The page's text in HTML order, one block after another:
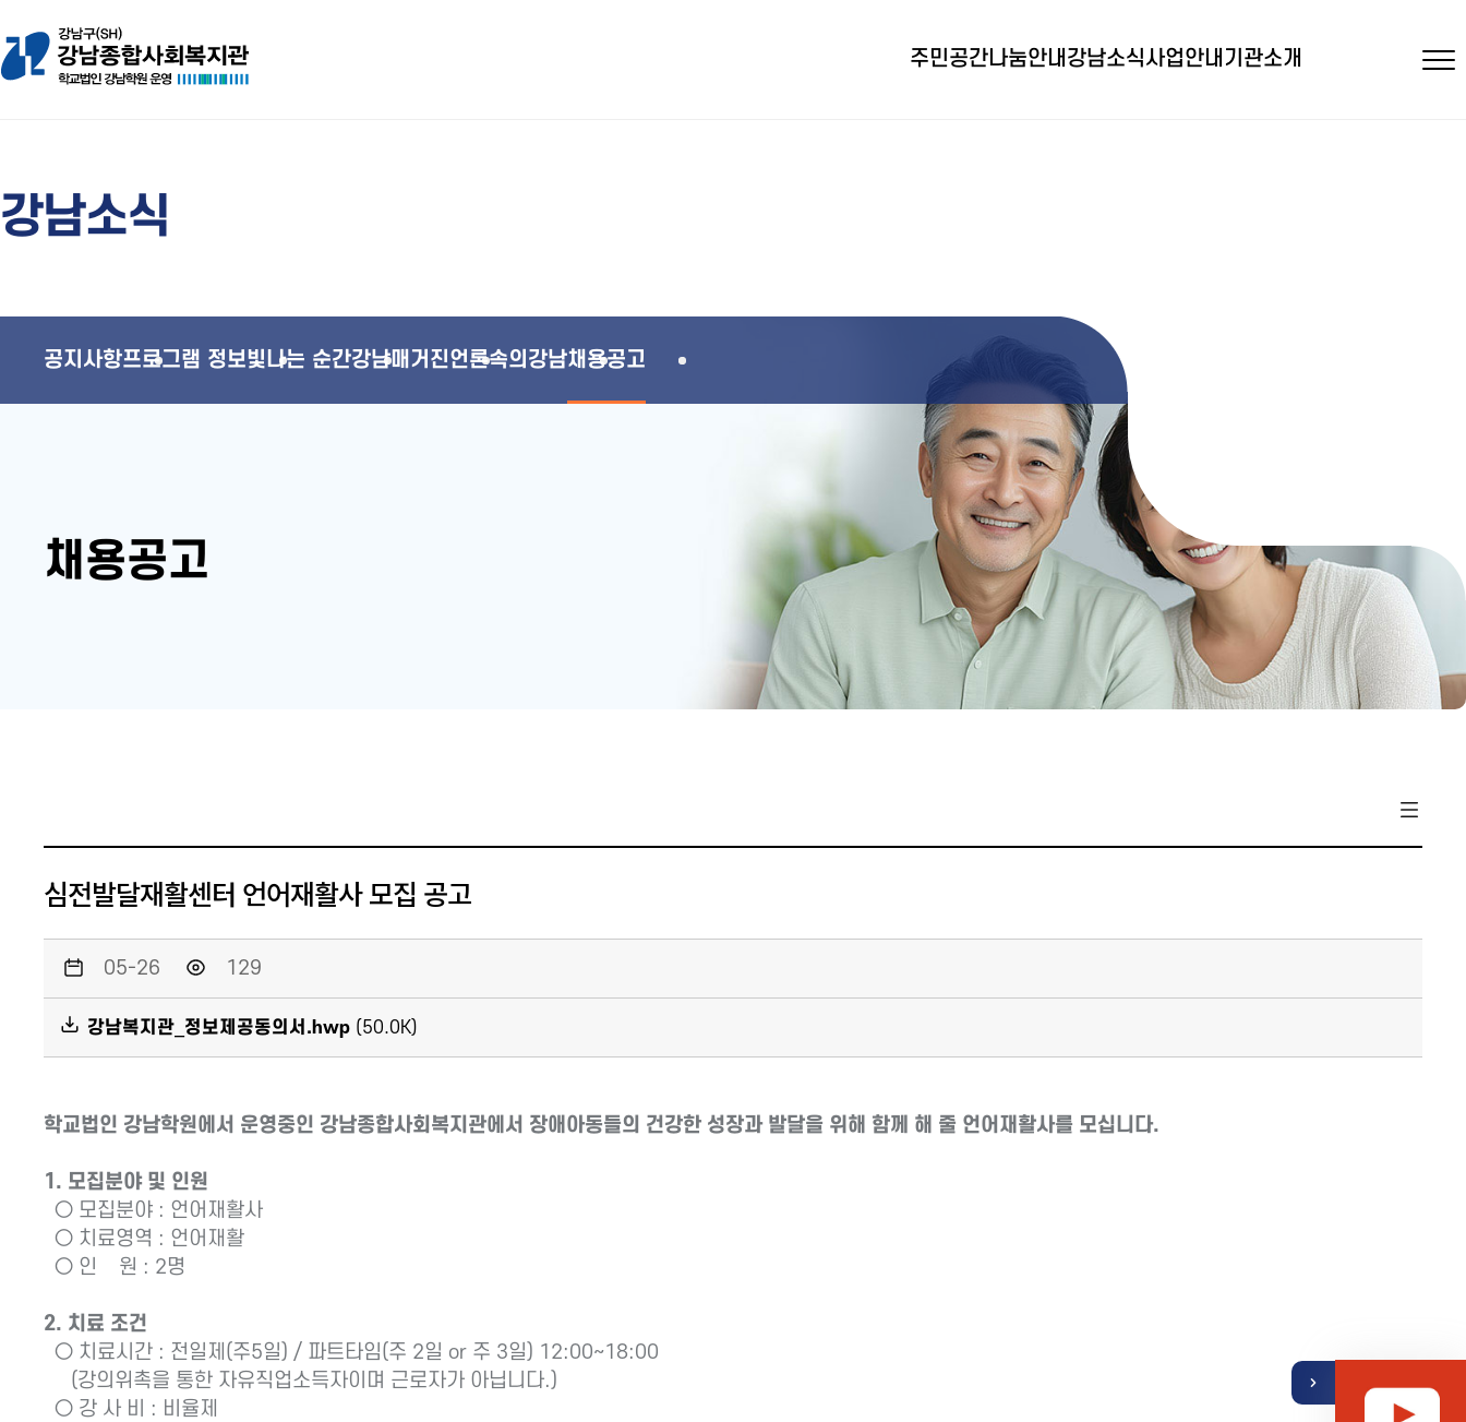
주민공간나눔안내 강남소식사업안내 기관소개
강남소식
공지사항프로그램 정보빛나는 순간강남매거진언론속의강남채용공고
채용공고
심전발달재활센터 언어재활사 모집 공고
05-26 129
강남복지관_정보제공동의서.hwp (50.0K)
학교법인 강남학원에서 운영중인 강남종합사회복지관에서 장애아동들의 건강한 성장과 발달을 위해 함께 해 줄 언어재활사를 모십니다.
1. 모집분야 및 인원
○ 모집분야 : 언어재활사
○ 치료영역 : 언어재활
○ 인 원 : 2명
2. 치료 조건
○ 치료시간 : 전일제(주5일) / 파트타임(주 2일 or 주 3일) 12:00~18:00
(강의위촉을 통한 자유직업소득자이며 근로자가 아닙니다.)
○ 강 사 비 : 비율제